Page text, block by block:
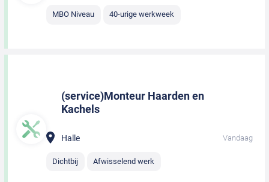
MBO Niveau 40-urige werkweek
(service)Monteur Haarden en
Kachels
Halle Vandaag
Dichtbij Afwisselend werk